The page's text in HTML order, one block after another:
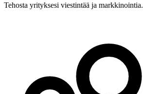
Tehosta yrityksesi viestintää ja markkinointia.